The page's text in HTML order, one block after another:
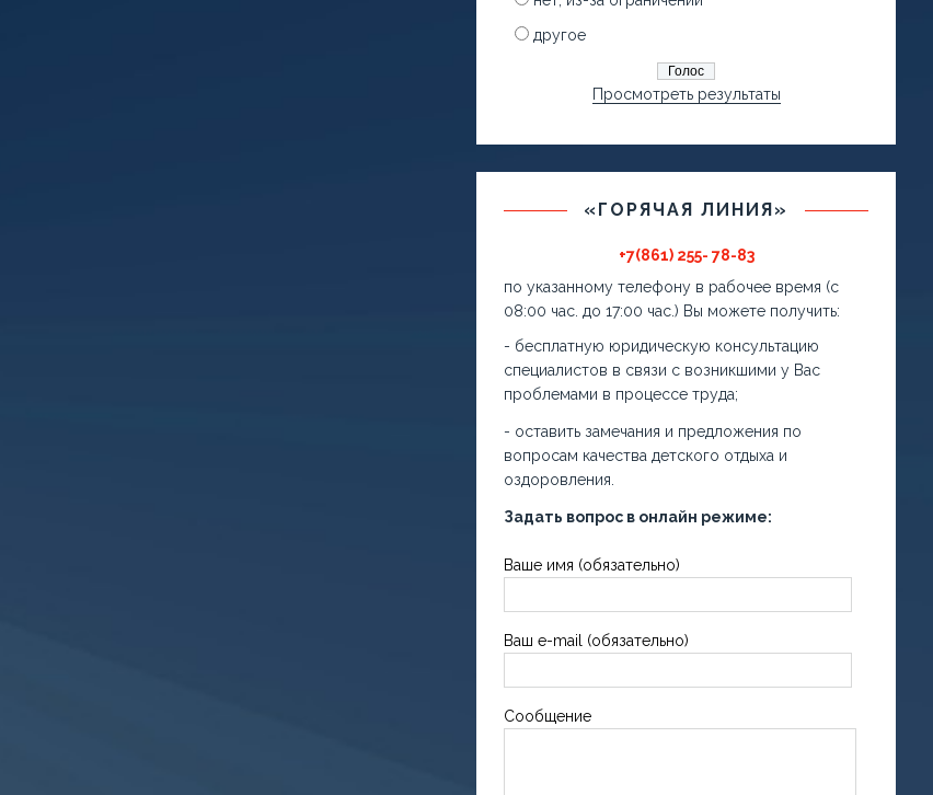
другое
Просмотреть результаты
«ГОРЯЧАЯ ЛИНИЯ»
+7(861) 255- 78-83
по указанному телефону в рабочее время (с
08:00 час. до 17:00 час.) Вы можете получить:
- бесплатную юридическую консультацию
специалистов в связи с возникшими у Вас
проблемами в процессе труда;
- оставить замечания и предложения по
вопросам качества детского отдыха и
оздоровления.
Задать вопрос в онлайн режиме:
Ваше имя (обязательно)
Ваш e-mail (обязательно)
Сообщение